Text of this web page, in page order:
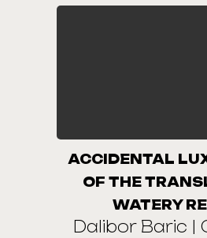
ACCIDENTAL
OF THE
WATERY
Dalibor Baric |